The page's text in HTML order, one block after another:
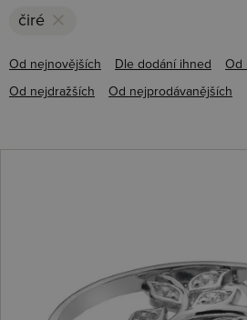
čiré clear
Od nejnovějších Dle dodání ihned Od
Od nejdražších Od nejprodávanějších